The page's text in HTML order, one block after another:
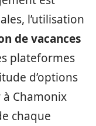
l’utilisation
de vacances
plateformes
d’options
Chamonix
chaque